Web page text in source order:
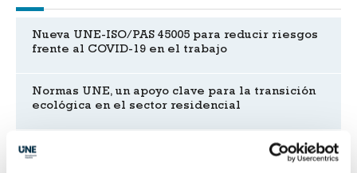
Nueva UNE-ISO/PAS 45005 para reducir riesgos
frente al COVID-19 en el trabajo
Normas UNE, un apoyo clave para la transición
ecológica en el sector residencial
Primer estándar mundial sobre intercambio de